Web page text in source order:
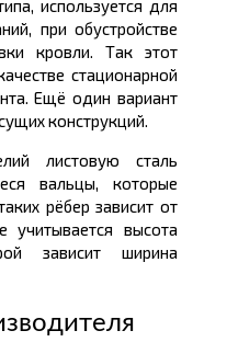
используется для
при обустройстве
кровли. Так этот
стационарной
Ещё один вариант
конструкций.
листовую сталь
вальцы, которые
рёбер зависит от
высота
зависит ширина